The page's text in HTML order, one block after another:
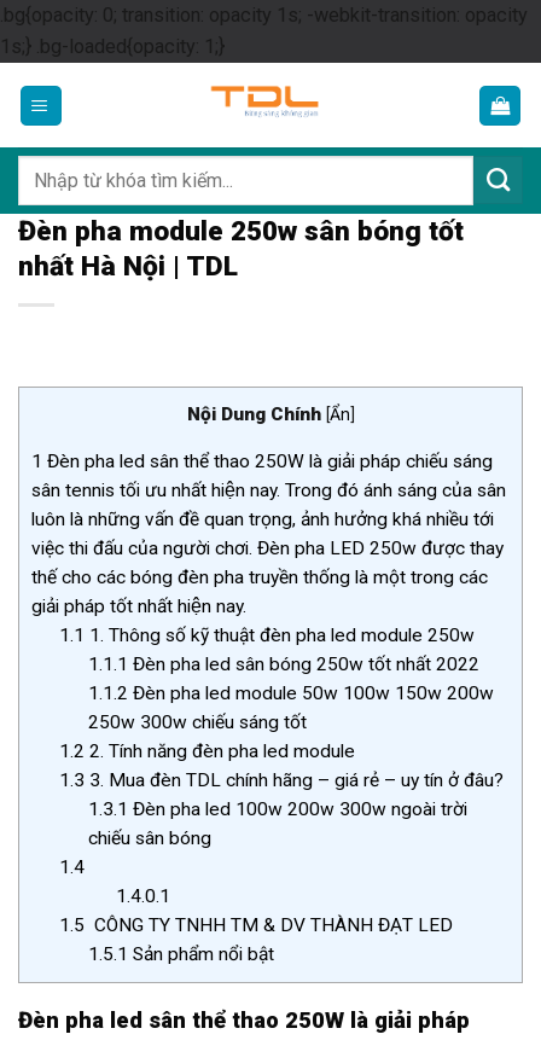
.bg{opacity: 0; transition: opacity 1s; -webkit-transition: opacity
1s;} .bg-loaded{opacity: 1;}Skip
content
kiếm:
Đèn pha module 250w sân bóng tốt
nhất Hà Nội | TDL
Nội Dung Chính [Ẩn]
1 Đèn pha led sân thể thao 250W là giải pháp chiếu sáng
sân tennis tối ưu nhất hiện nay. Trong đó ánh sáng của sân
luôn là những vấn đề quan trọng, ảnh hưởng khá nhiều tới
việc thi đấu của người chơi. Đèn pha LED 250w được thay
thế cho các bóng đèn pha truyền thống là một trong các
giải pháp tốt nhất hiện nay.
1.1 1. Thông số kỹ thuật đèn pha led module 250w
1.1.1 Đèn pha led sân bóng 250w tốt nhất 2022
1.1.2 Đèn pha led module 50w 100w 150w 200w
250w 300w chiếu sáng tốt
1.2 2. Tính năng đèn pha led module
1.3 3. Mua đèn TDL chính hãng – giá rẻ – uy tín ở đâu?
1.3.1 Đèn pha led 100w 200w 300w ngoài trời
chiếu sân bóng
1.4
1.4.0.1
1.5 CÔNG TY TNHH TM & DV THÀNH ĐẠT LED
1.5.1 Sản phẩm nổi bật
Đèn pha led sân thể thao 250W là giải pháp